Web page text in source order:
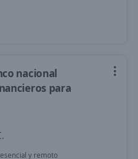
nacional
para
y remoto